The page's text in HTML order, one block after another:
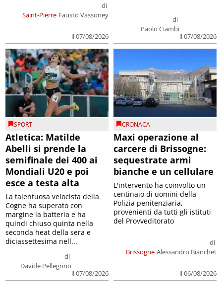
Saint-Pierre
di
Fausto Vassoney
il 07/08/2026
di
Paolo Ciambi
il 07/08/2026
SPORT
Atletica: Matilde
Abelli si prende la
semifinale dei 400 ai
Mondiali U20 e poi
esce a testa alta
di
Davide Pellegrino
il 07/08/2026
La talentuosa velocista della
Cogne ha superato con
margine la batteria e ha
quindi chiuso quinta nella
seconda heat della sera e
diciassettesima nell...
CRONACA
Maxi operazione al
carcere di Brissogne:
sequestrate armi
bianche e un cellulare
Brissogne
di
Alessandro Bianchet
il 06/08/2026
L'intervento ha coinvolto un
centinaio di uomini della
Polizia penitenziaria,
provenienti da tutti gli istituti
del Provveditorato